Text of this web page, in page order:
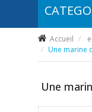
Accueil
Une marine
Une